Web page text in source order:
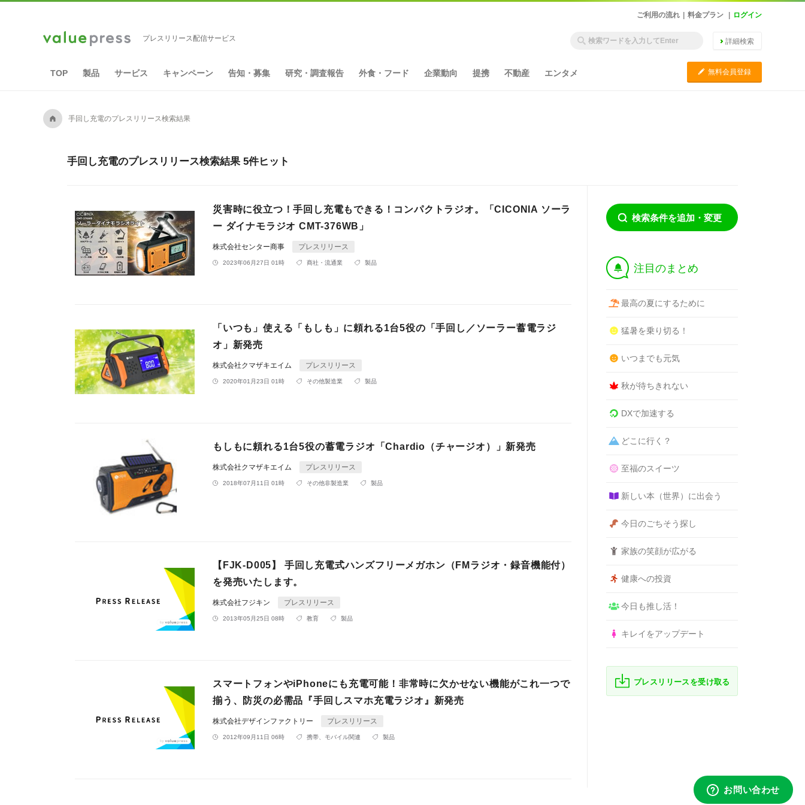
ご利用の流れ 料金プラン ログイン
プレスリリース配信サービス 詳細検索
TOP 製品 サービス キャンペーン 告知・募集 研究・調査報告 外食・フード 企業動向 提携 不動産 エンタメ C 無料会員登録
A 手回し充電のプレスリリース検索結果
手回し充電のプレスリリース検索結果 5件ヒット
災害時に役立つ！手回し充電もできる！コンパクトラジオ。「CICONIA ソーラ
ー ダイナモラジオ CMT-376WB」
株式会社センター商事 プレスリリース
2023年06月27日 01時 商社・流通業 製品
「いつも」使える「もしも」に頼れる1台5役の「手回し／ソーラー蓄電ラジ
オ」新発売
株式会社クマザキエイム プレスリリース
2020年01月23日 01時 その他製造業 製品
もしもに頼れる1台5役の蓄電ラジオ「Chardio（チャージオ）」新発売
株式会社クマザキエイム プレスリリース
2018年07月11日 01時 その他非製造業 製品
【FJK-D005】 手回し充電式ハンズフリーメガホン（FMラジオ・録音機能付）
を発売いたします。
株式会社フジキン プレスリリース
2013年05月25日 08時 教育 製品
スマートフォンやiPhoneにも充電可能！非常時に欠かせない機能がこれ一つで
揃う、防災の必需品『手回しスマホ充電ラジオ』新発売
株式会社デザインファクトリー プレスリリース
2012年09月11日 06時 携帯、モバイル関連 製品
検索条件を追加・変更
† 注目のまとめ
最高の夏にするために
猛暑を乗り切る！
いつまでも元気
秋が待ちきれない
DXで加速する
どこに行く？
至福のスイーツ
新しい本（世界）に出会う
今日のごちそう探し
家族の笑顔が広がる
健康への投資
今日も推し活！
キレイをアップデート
プレスリリースを受け取る